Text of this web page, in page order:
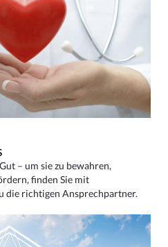
– um sie zu bewahren,
finden Sie mit
die richtigen Ansprechpartner.